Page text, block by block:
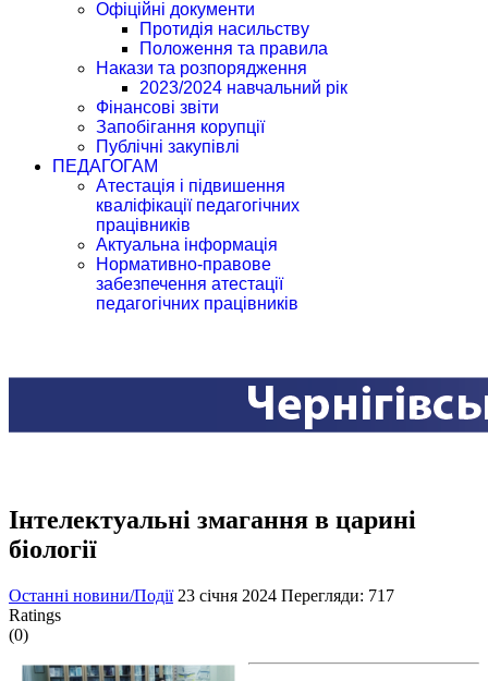
Офіційні документи
Протидія насильству
Положення та правила
Накази та розпорядження
2023/2024 навчальний рік
Фінансові звіти
Запобігання корупції
Публічні закупівлі
ПЕДАГОГАМ
Атестація і підвишення
кваліфікації педагогічних
працівників
Актуальна інформація
Нормативно-правове
забезпечення атестації
педагогічних працівників
Інтелектуальні змагання в царині
біології
Останні новини/Події 23 січня 2024 Перегляди: 717
Ratings
(0)